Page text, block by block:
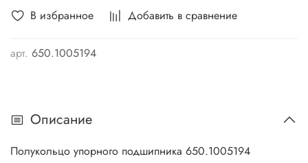
В избранное Добавить в сравнение
арт. 650.1005194
Описание
Полукольцо упорного подшипника 650.1005194